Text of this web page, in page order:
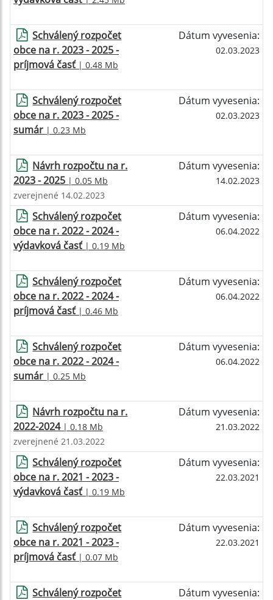
Schválený rozpočet
obce na r. 2023 - 2025 -
príjmová časť| 0.48 Mb
Dátum vyvesenia:
02.03.2023
Schválený rozpočet
obce na r. 2023 - 2025 -
sumár | 0.23 Mb
Dátum vyvesenia:
02.03.2023
Návrh rozpočtu na r.
2023 - 2025 | 0.05 Mb
Dátum vyvesenia:
14.02.2023
zverejnené 14.02.2023
Schválený rozpočet
obce na r. 2022 - 2024 -
výdavková časť| 0.19 Mb
Dátum vyvesenia:
06.04.2022
Schválený rozpočet
obce na r. 2022 - 2024 -
príjmová časť| 0.46 Mb
Dátum vyvesenia:
06.04.2022
Schválený rozpočet
obce na r. 2022 - 2024 -
sumár | 0.25 Mb
Dátum vyvesenia:
06.04.2022
Návrh rozpočtu na r.
2022-2024| 0.18 Mb
Dátum vyvesenia:
21.03.2022
zverejnené 21.03.2022
Schválený rozpočet
obce na r. 2021 - 2023 -
výdavková časť| 0.19 Mb
Dátum vyvesenia:
22.03.2021
Schválený rozpočet
obce na r. 2021 - 2023 -
príjmová časť| 0.07 Mb
Dátum vyvesenia:
22.03.2021
Schválený rozpočet
Dátum vyvesenia: